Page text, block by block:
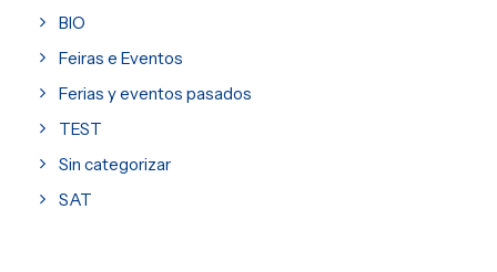
BIO
Feiras e Eventos
Ferias y eventos pasados
TEST
Sin categorizar
SAT